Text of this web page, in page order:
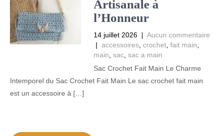
Artisanale à
l’Honneur
14 juillet 2026 | Aucun commentaire
| accessoires, crochet, fait main
main sac, sac a main
Sac Crochet Fait Main Le Charme
Intemporel du Sac Crochet Fait Main Le sac crochet fait main
est un accessoire à […]